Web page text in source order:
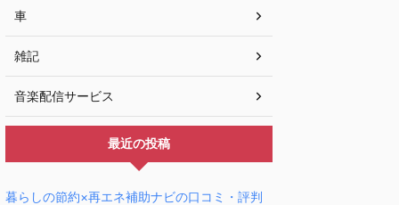
車
雑記
音楽配信サービス
最近の投稿
暮らしの節約×再エネ補助ナビの口コミ・評判